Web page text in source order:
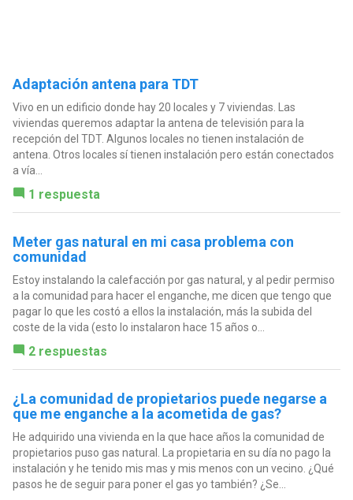
Adaptación antena para TDT
Vivo en un edificio donde hay 20 locales y 7 viviendas. Las
viviendas queremos adaptar la antena de televisión para la
recepción del TDT. Algunos locales no tienen instalación de
antena. Otros locales sí tienen instalación pero están conectados
a vía...
1 respuesta
Meter gas natural en mi casa problema con
comunidad
Estoy instalando la calefacción por gas natural, y al pedir permiso
a la comunidad para hacer el enganche, me dicen que tengo que
pagar lo que les costó a ellos la instalación, más la subida del
coste de la vida (esto lo instalaron hace 15 años o...
2 respuestas
¿La comunidad de propietarios puede negarse a
que me enganche a la acometida de gas?
He adquirido una vivienda en la que hace años la comunidad de
propietarios puso gas natural. La propietaria en su día no pago la
instalación y he tenido mis mas y mis menos con un vecino. ¿Qué
pasos he de seguir para poner el gas yo también? ¿Se...